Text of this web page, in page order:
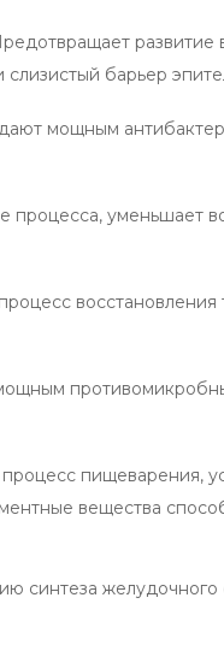
развитие
барьер
мощным
уменьшает
пищеварения,
вещества
синтеза